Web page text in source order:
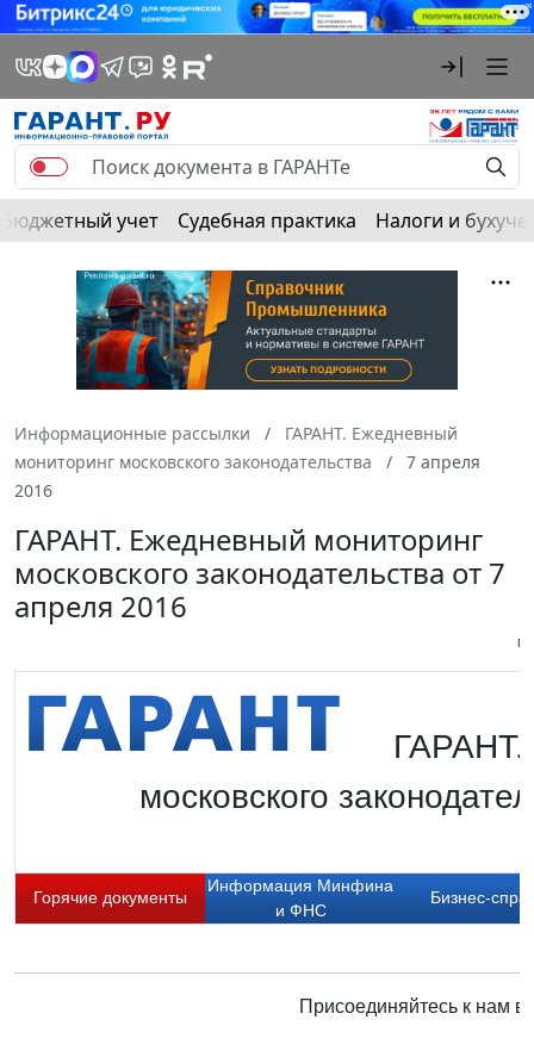
Бюджетный учет Судебная практика Налоги и
Информационные рассылки
ГАРАНТ. Ежедневный
мониторинг московского законодательства
7 апреля
2016
ГАРАНТ. Ежедневный мониторинг
московского законодательства от 7
апреля 2016
ГАРАНТ.
московского
Горячие документы
Информация Минфина
и ФНС
Бизнес-
Присоединяйтесь к нам в: